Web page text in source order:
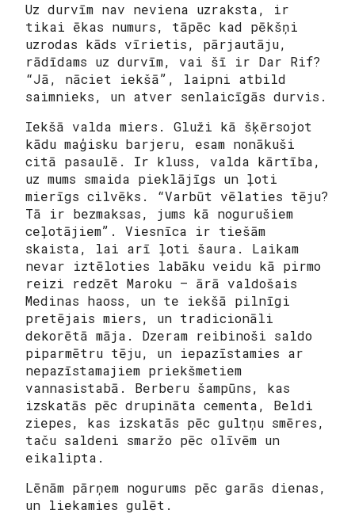
Uz durvīm nav neviena uzraksta, ir
tikai ēkas numurs, tāpēc kad pēkšņi
uzrodas kāds vīrietis, pārjautāju,
rādīdams uz durvīm, vai šī ir Dar Rif?
“Jā, nāciet iekšā”, laipni atbild
saimnieks, un atver senlaicīgās durvis.
Iekšā valda miers. Gluži kā šķērsojot
kādu maģisku barjeru, esam nonākuši
citā pasaulē. Ir kluss, valda kārtība,
uz mums smaida pieklājīgs un ļoti
mierīgs cilvēks. “Varbūt vēlaties tēju?
Tā ir bezmaksas, jums kā nogurušiem
ceļotājiem”. Viesnīca ir tiešām
skaista, lai arī ļoti šaura. Laikam
nevar iztēloties labāku veidu kā pirmo
reizi redzēt Maroku — ārā valdošais
Medinas haoss, un te iekšā pilnīgi
pretējais miers, un tradicionāli
dekorētā māja. Dzeram reibinoši saldo
piparmētru tēju, un iepazīstamies ar
nepazīstamajiem priekšmetiem
vannasistabā. Berberu šampūns, kas
izskatās pēc drupināta cementa, Beldi
ziepes, kas izskatās pēc gultņu smēres,
taču saldeni smaržo pēc olīvēm un
eikalipta.
Lēnām pārņem nogurums pēc garās dienas,
un liekamies gulēt.